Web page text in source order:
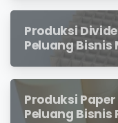
Produksi
Peluang
Permintaan
Produksi
Peluang